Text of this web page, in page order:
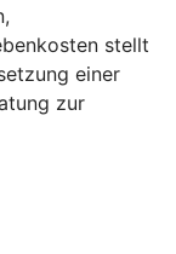
stellt
einer
zur